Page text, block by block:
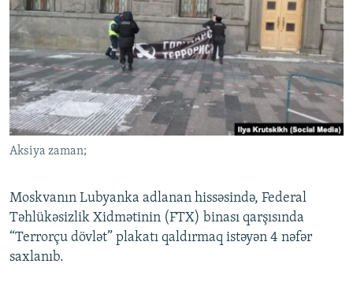
VIDEO
FOTOQALEREYA
İNFOQRAFIKA
KARIKATURA
RADIO ARXIV
OXU ZALI
AZƏRBAYCAN ƏDƏBIYYATI KITABXANASI
İSLAM VƏ DEMOKRATIYA
İZ - MƏDƏNIYYƏT PROQRAMI
HAQQIMIZDA
MISSIYAMIZ
PEŞƏ ETIKASI VƏ JURNALISTIKA STANDARTLARIMIZ
MATERIALLARIMIZDAN ISTIFADƏ
AZADLIQRADIOSU MOBIL TELEFONUNUZDA
XƏBƏR BÜLLETENLƏRIMIZ
BIZI IZLƏ
RFE/RL-in bütün saytları
Aksiya zaman;
Moskvanın Lubyanka adlanan hissəsində, Federal
Təhlükəsizlik Xidmətinin (FTX) binası qarşısında
“Terrorçu dövlət” plakatı qaldırmaq istəyən 4 nəfər
saxlanıb.